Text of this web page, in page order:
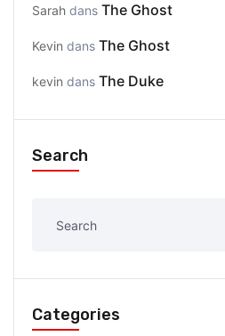
Sarah dans The Ghost
Kevin dans The Ghost
kevin dans The Duke
Search
Categories